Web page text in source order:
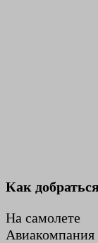
Как
На самолете